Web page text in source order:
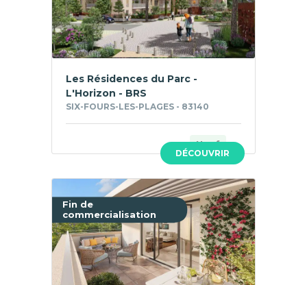
DÉCOUVRIR
Les Résidences du Parc -
L'Horizon - BRS
SIX-FOURS-LES-PLAGES - 83140
Neuf
Fin de
commercialisation